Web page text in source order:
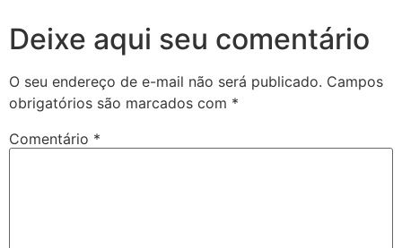
Deixe aqui seu comentário
O seu endereço de e-mail não será publicado. Campos
obrigatórios são marcados com *
Comentário *